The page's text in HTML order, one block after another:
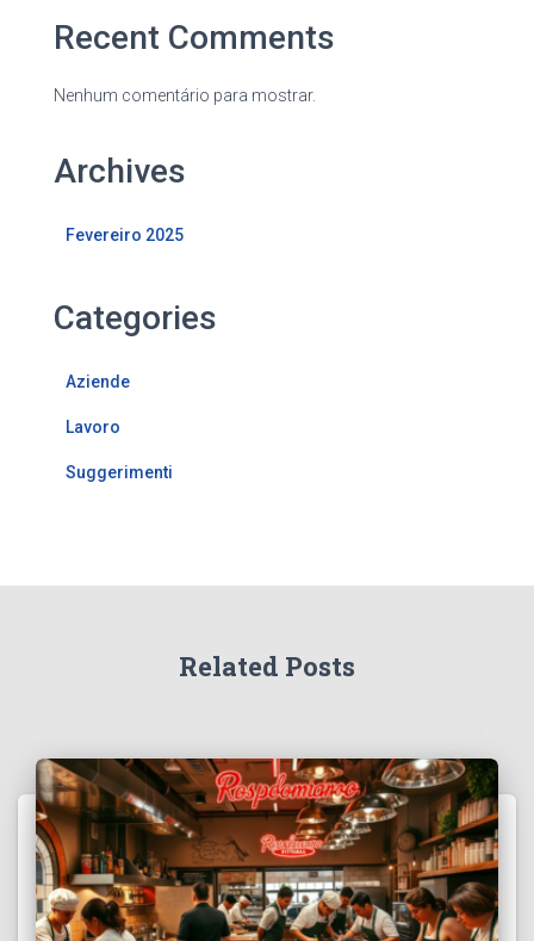
Recent Comments
Nenhum comentário para mostrar.
Archives
Fevereiro 2025
Categories
Aziende
Lavoro
Suggerimenti
Related Posts